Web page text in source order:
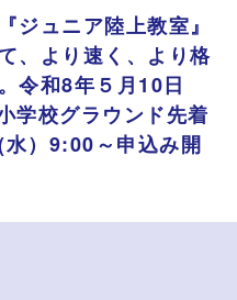
ジュニア陸上教室』
、より速く、より格
令和8年５月10日
学校グラウンド先着
）9:00～申込み開